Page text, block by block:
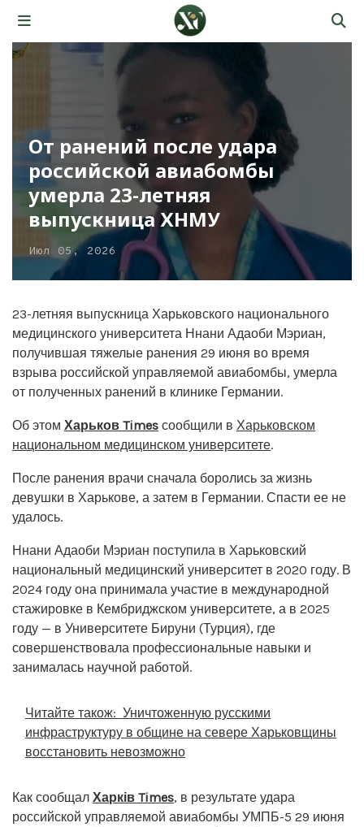
От ранений после удара
российской авиабомбы
умерла 23-летняя
выпускница ХНМУ
Июл 05, 2026
23-летняя выпускница Харьковского национального
медицинского университета Ннани Адаоби Мэриан,
получившая тяжелые ранения 29 июня во время
взрыва российской управляемой авиабомбы, умерла
от полученных ранений в клинике Германии.
Об этом Харьков Times сообщили в Харьковском
национальном медицинском университете.
После ранения врачи сначала боролись за жизнь
девушки в Харькове, а затем в Германии. Спасти ее не
удалось.
Ннани Адаоби Мэриан поступила в Харьковский
национальный медицинский университет в 2020 году. В
2024 году она принимала участие в международной
стажировке в Кембриджском университете, а в 2025
году — в Университете Бируни (Турция), где
совершенствовала профессиональные навыки и
занималась научной работой.
Читайте також: Уничтоженную русскими
инфраструктуру в общине на севере Харьковщины
восстановить невозможно
Как сообщал Харків Times, в результате удара
российской управляемой авиабомбы УМПБ-5 29 июня